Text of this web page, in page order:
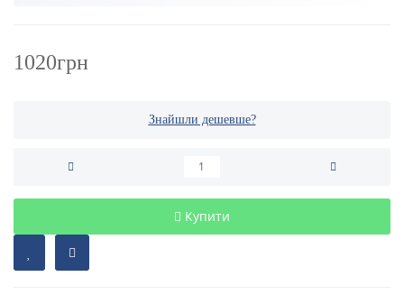
1020грн
Знайшли дешевше?
Купити